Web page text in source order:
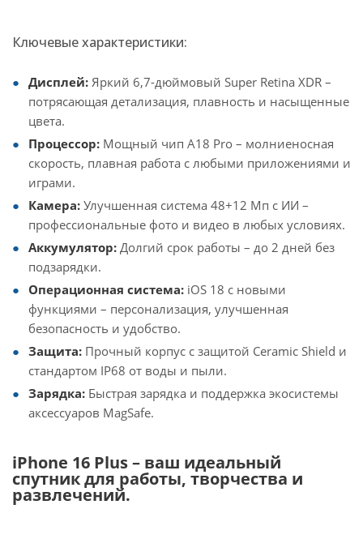
Ключевые характеристики:
Дисплей: Яркий 6,7-дюймовый Super Retina XDR –
потрясающая детализация, плавность и насыщенные
цвета.
Процессор: Мощный чип A18 Pro – молниеносная
скорость, плавная работа с любыми приложениями и
играми.
Камера: Улучшенная система 48+12 Мп с ИИ –
профессиональные фото и видео в любых условиях.
Аккумулятор: Долгий срок работы – до 2 дней без
подзарядки.
Операционная система: iOS 18 с новыми
функциями – персонализация, улучшенная
безопасность и удобство.
Защита: Прочный корпус с защитой Ceramic Shield и
стандартом IP68 от воды и пыли.
Зарядка: Быстрая зарядка и поддержка экосистемы
аксессуаров MagSafe.
iPhone 16 Plus – ваш идеальный
спутник для работы, творчества и
развлечений.